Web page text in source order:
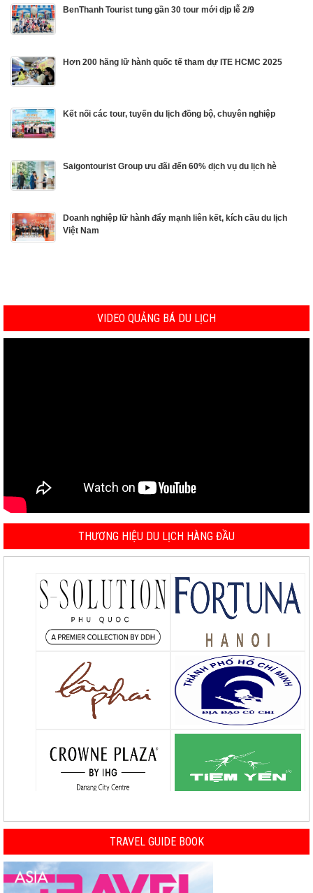
BenThanh Tourist tung gần 30 tour mới dịp lễ 2/9
Hơn 200 hãng lữ hành quốc tế tham dự ITE HCMC 2025
Kết nối các tour, tuyến du lịch đồng bộ, chuyên nghiệp
Saigontourist Group ưu đãi đến 60% dịch vụ du lịch hè
Doanh nghiệp lữ hành đẩy mạnh liên kết, kích cầu du lịch
Việt Nam
VIDEO QUẢNG BÁ DU LỊCH
THƯƠNG HIỆU DU LỊCH HÀNG ĐẦU
TRAVEL GUIDE BOOK
Previous